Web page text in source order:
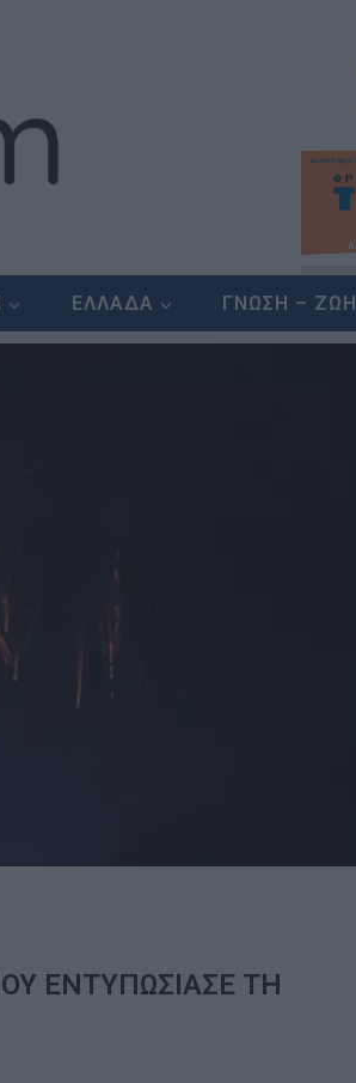
ΕΛΛΑΔΑ ΓΝΩΣΗ – ΖΩΗ
ΕΝΤΥΠΩΣΙΑΣΕ ΤΗ